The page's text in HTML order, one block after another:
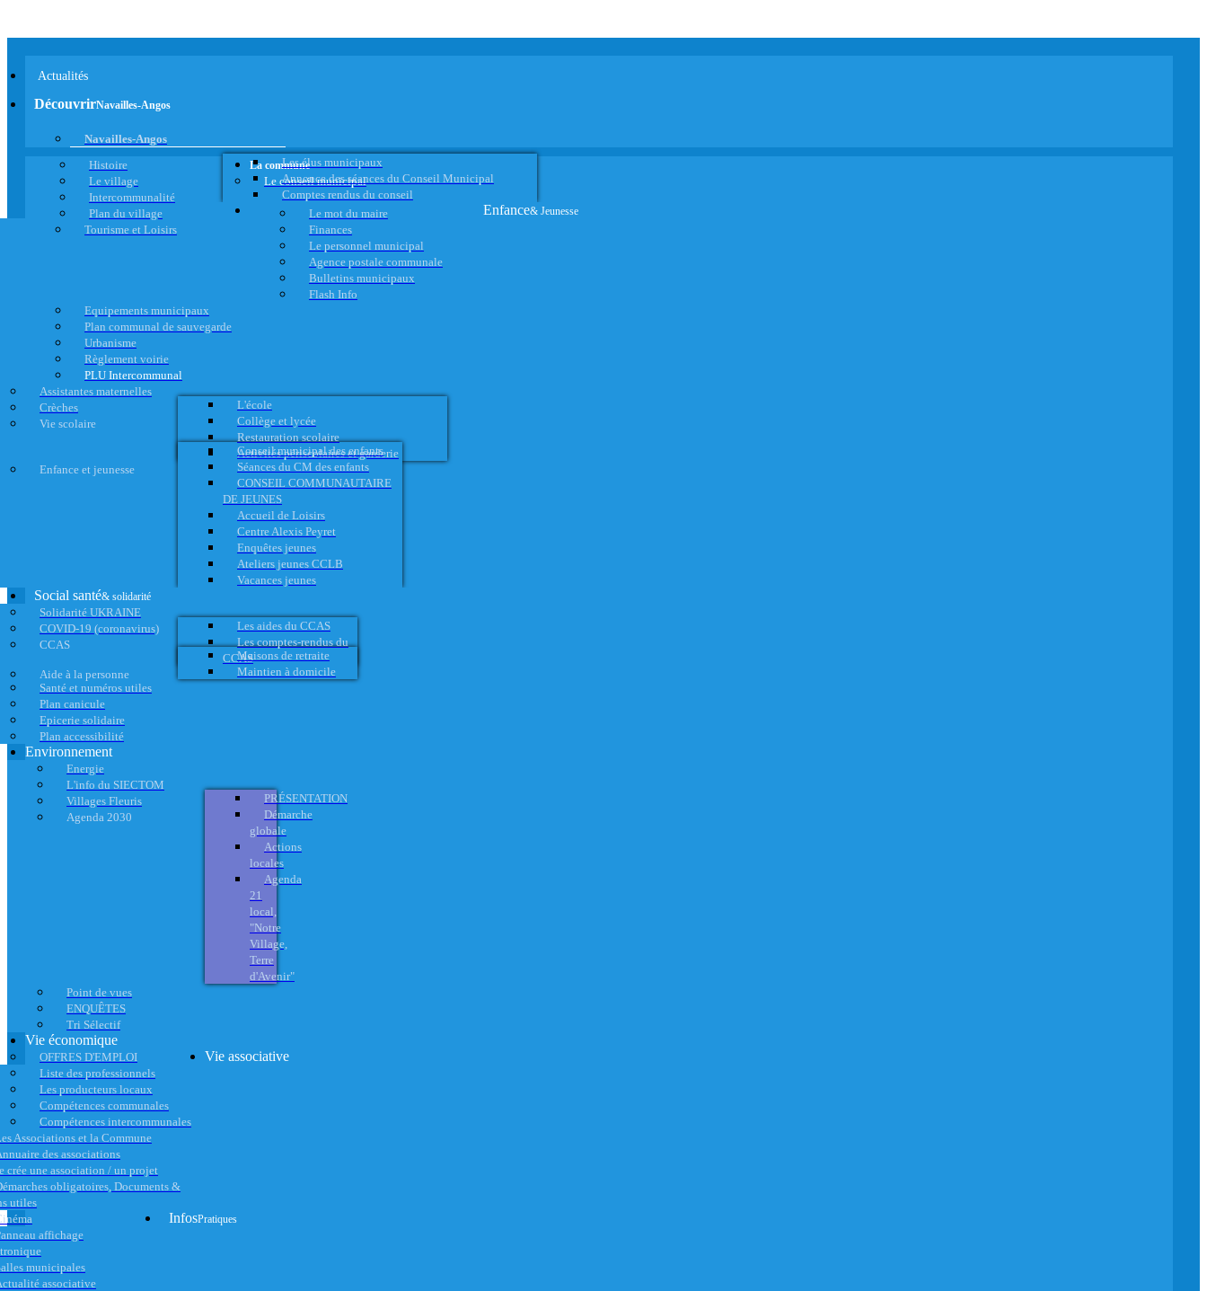
Actualités
DécouvrirNavailles-Angos
Navailles-Angos
Histoire
Le village
Intercommunalité
Plan du village
Tourisme et Loisirs
La commune
Le conseil municipal
Les élus municipaux
Annonce des séances du Conseil Municipal
Comptes rendus du conseil
Le mot du maire
Finances
Le personnel municipal
Agence postale communale
Bulletins municipaux
Flash Info
Equipements municipaux
Plan communal de sauvegarde
Urbanisme
Règlement voirie
PLU Intercommunal
Enfance& Jeunesse
Assistantes maternelles
Crèches
Vie scolaire
L'école
Collège et lycée
Restauration scolaire
Activités périscolaires et garderie
Enfance et jeunesse
Conseil municipal des enfants
Séances du CM des enfants
CONSEIL COMMUNAUTAIRE
DE JEUNES
Accueil de Loisirs
Centre Alexis Peyret
Enquêtes jeunes
Ateliers jeunes CCLB
Vacances jeunes
Social santé& solidarité
Solidarité UKRAINE
COVID-19 (coronavirus)
CCAS
Les aides du CCAS
Les comptes-rendus du
CCAS
Aide à la personne
Maisons de retraite
Maintien à domicile
Santé et numéros utiles
Plan canicule
Epicerie solidaire
Plan accessibilité
Environnement
Energie
L'info du SIECTOM
Villages Fleuris
Agenda 2030
PRÉSENTATION
Démarche
globale
Actions
locales
Agenda
21
local,
"Notre
Village,
Terre
d'Avenir"
Point de vues
ENQUÊTES
Tri Sélectif
Vie économique
OFFRES D'EMPLOI
Liste des professionnels
Les producteurs locaux
Compétences communales
Compétences intercommunales
Vie associative
Associations et la Commune
des associations
crée une association / un projet
obligatoires, Documents &
utiles
affichage
municipales
associative
InfosPratiques